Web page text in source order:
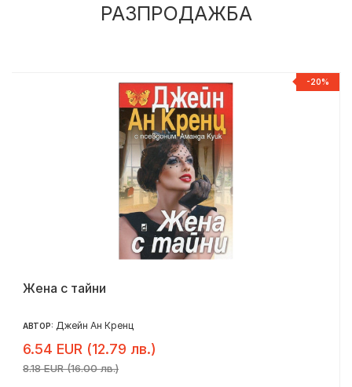
РАЗПРОДАЖБА
-20%
Жена с тайни
АВТОР: Джейн Ан Кренц
6.54 EUR (12.79 лв.)
8.18 EUR (16.00 лв.)